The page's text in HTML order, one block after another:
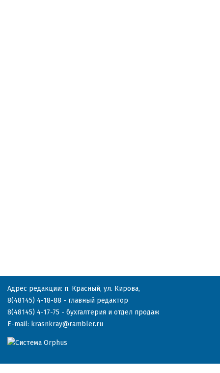
Адрес редакции: п. Красный, ул. Кирова,
8(48145) 4-18-88 - главный редактор
8(48145) 4-17-75 - бухгалтерия и отдел продаж
E-mail: krasnkray@rambler.ru